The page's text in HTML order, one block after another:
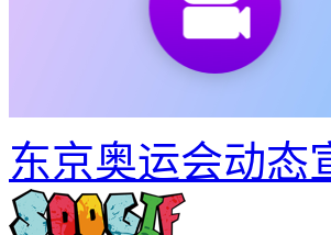
东京奥运会动态